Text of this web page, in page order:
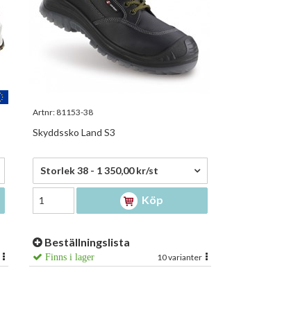
Artnr: 81153-38
Skyddssko Land S3
1 350,00 kr/st
Storlek 38 - 1 350,00 kr/st
Köp
Beställningslista
Finns i lager 10 varianter